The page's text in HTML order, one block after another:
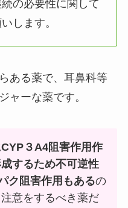
の必要性に関して
します。
ある薬で、耳鼻科等
ャーな薬です。
３A4阻害作用作
するため不可逆性
ク阻害作用もあるの
意をするべき薬だ